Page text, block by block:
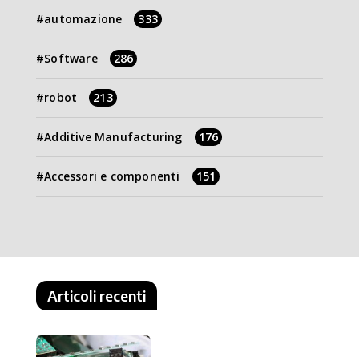
automazione 333
Software 286
robot 213
Additive Manufacturing 176
Accessori e componenti 151
Articoli recenti